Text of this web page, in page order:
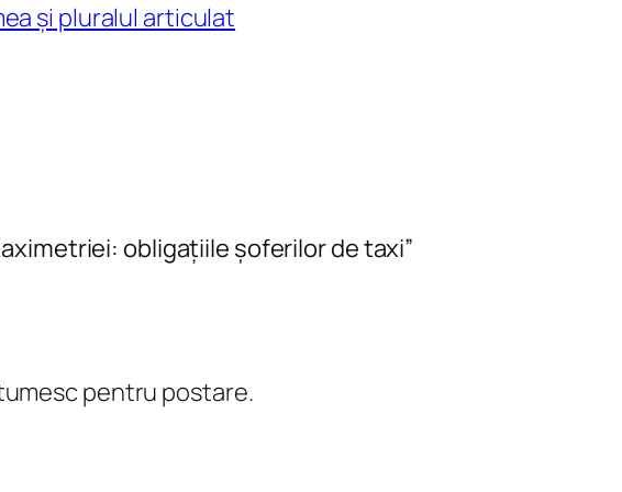
și pluralul articulat
obligațiile șoferilor de taxi”
pentru postare.